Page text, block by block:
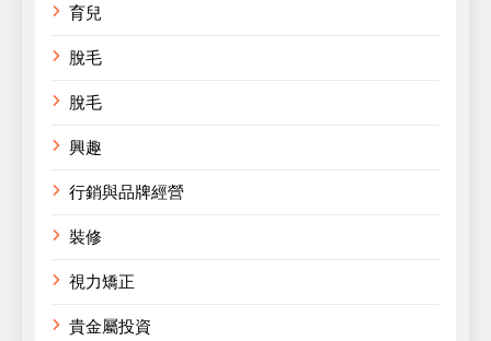
育兒
脫毛
脫毛
興趣
行銷與品牌經營
裝修
視力矯正
貴金屬投資